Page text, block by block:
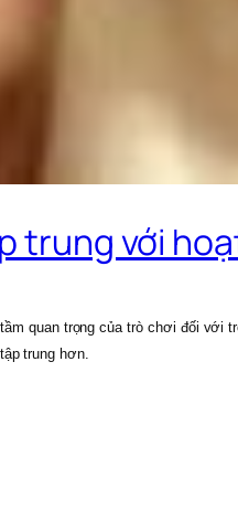
trung với
quan trọng của trò chơi đối với
trung hơn.